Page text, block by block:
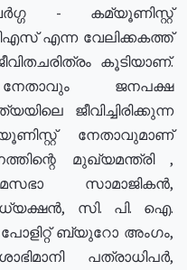
- കമ്യൂണിസ്റ്റ്
എന്ന വേലിക്കകത്ത്
കൂടിയാണ്.
ജനപക്ഷ
ജീവിച്ചിരിക്കുന്ന
നേതാവുമാണ്
മുഖ്യമന്ത്രി ,
സാമാജികൻ,
സി. പി. ഐ.
ബ്യുറോ അംഗം,
പത്രാധിപർ,